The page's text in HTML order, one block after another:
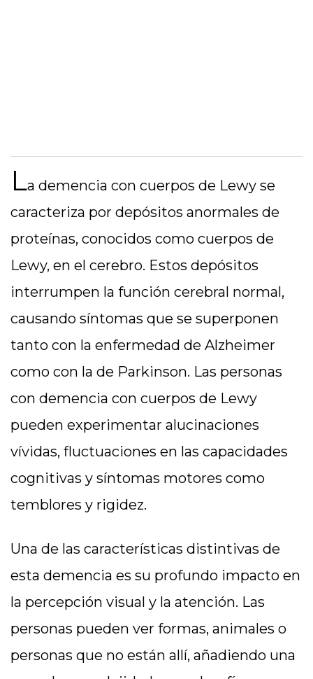
La demencia con cuerpos de Lewy se
caracteriza por depósitos anormales de
proteínas, conocidos como cuerpos de
Lewy, en el cerebro. Estos depósitos
interrumpen la función cerebral normal,
causando síntomas que se superponen
tanto con la enfermedad de Alzheimer
como con la de Parkinson. Las personas
con demencia con cuerpos de Lewy
pueden experimentar alucinaciones
vívidas, fluctuaciones en las capacidades
cognitivas y síntomas motores como
temblores y rigidez.
Una de las características distintivas de
esta demencia es su profundo impacto en
la percepción visual y la atención. Las
personas pueden ver formas, animales o
personas que no están allí, añadiendo una